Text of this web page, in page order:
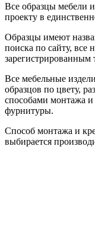
Все образцы мебели
проекту в
Образцы имеют
поиска по сайту, все
зарегистрированным
Все мебельные
образцов по цвету,
способами монтажа
фурнитуры.
Способ монтажа и
выбирается